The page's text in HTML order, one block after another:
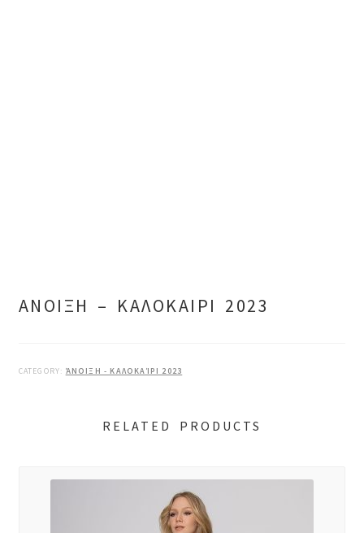
ΑΝΟΙΞΗ – ΚΑΛΟΚΑΙΡΙ 2023
CATEGORY: ΆΝΟΙΞΗ - ΚΑΛΟΚΑΊΡΙ 2023
RELATED PRODUCTS